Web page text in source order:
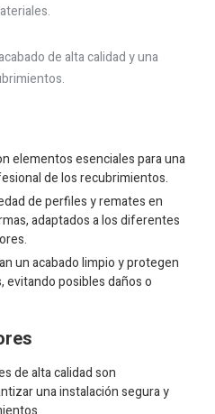
de alta calidad y una
elementos esenciales para una
de los recubrimientos.
de perfiles y remates en
adaptados a los diferentes
un acabado limpio y protegen
evitando posibles daños o
de alta calidad son
una instalación segura y